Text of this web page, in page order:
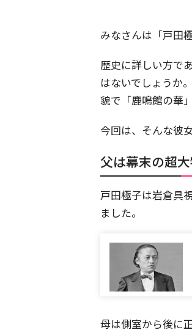
みなさんは「戸田
歴史に詳しい方で
はないでしょうか
貌で「鹿鳴館の華
今回は、そんな彼
父は幕末の超
戸田極子は岩倉具
ました。
母は側室から後に